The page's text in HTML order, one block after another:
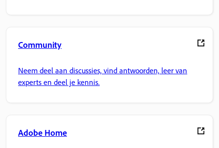
Community
Neem deel aan discussies, vind antwoorden, leer van
experts en deel je kennis.
Adobe Home